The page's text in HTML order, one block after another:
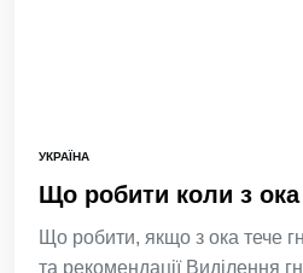
УКРАЇНА
Що робити коли з ока
Що робити, якщо з ока тече
та рекомендації Виділення